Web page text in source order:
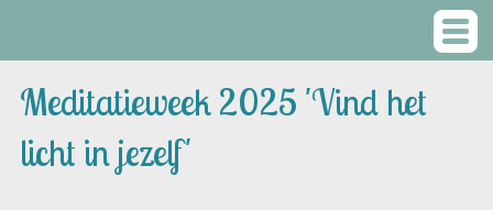
Meditatieweek 2025 'Vind het
licht in jezelf'